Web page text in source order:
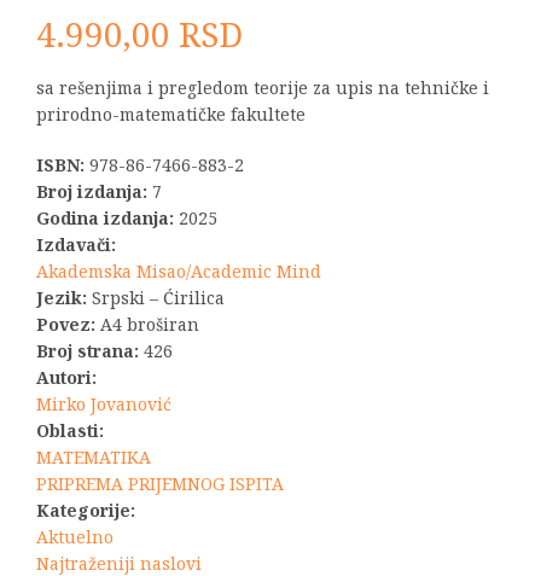
4.990,00 RSD
sa rešenjima i pregledom teorije za upis na tehničke i
prirodno-matematičke fakultete
ISBN: 978-86-7466-883-2
Broj izdanja: 7
Godina izdanja: 2025
Izdavači:
Akademska Misao/Academic Mind
Jezik: Srpski – Ćirilica
Povez: A4 broširan
Broj strana: 426
Autori:
Mirko Jovanović
Oblasti:
MATEMATIKA
PRIPREMA PRIJEMNOG ISPITA
Kategorije:
Aktuelno
Najtraženiji naslovi